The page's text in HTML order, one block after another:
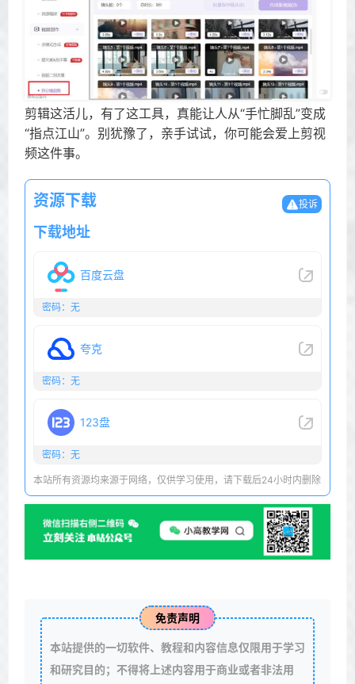
剪辑这活儿，有了这工具，真能让人从“手忙脚乱”变成
“指点江山”。别犹豫了，亲手试试，你可能会爱上剪视
频这件事。
资源下载 投诉
下载地址
百度云盘
密码：无
夸克
密码：无
123盘
密码：无
本站所有资源均来源于网络，仅供学习使用，请下载后24小时内删除
免责声明
本站提供的一切软件、教程和内容信息仅限用于学习
和研究目的；不得将上述内容用于商业或者非法用